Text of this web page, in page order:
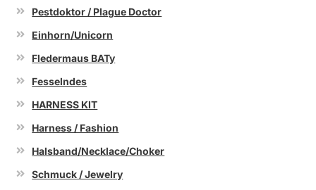
Pestdoktor / Plague Doctor
Einhorn/Unicorn
Fledermaus BATy
Fesselndes
HARNESS KIT
Harness / Fashion
Halsband/Necklace/Choker
Schmuck / Jewelry